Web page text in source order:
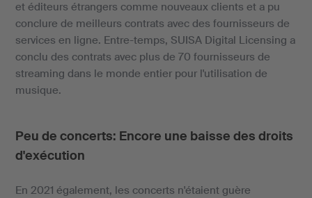
et éditeurs étrangers comme nouveaux clients et a pu
conclure de meilleurs contrats avec des fournisseurs de
services en ligne. Entre-temps, SUISA Digital Licensing a
conclu des contrats avec plus de 70 fournisseurs de
streaming dans le monde entier pour l'utilisation de
musique.
Peu de concerts: Encore une baisse des droits
d'exécution
En 2021 également, les concerts n'étaient guère